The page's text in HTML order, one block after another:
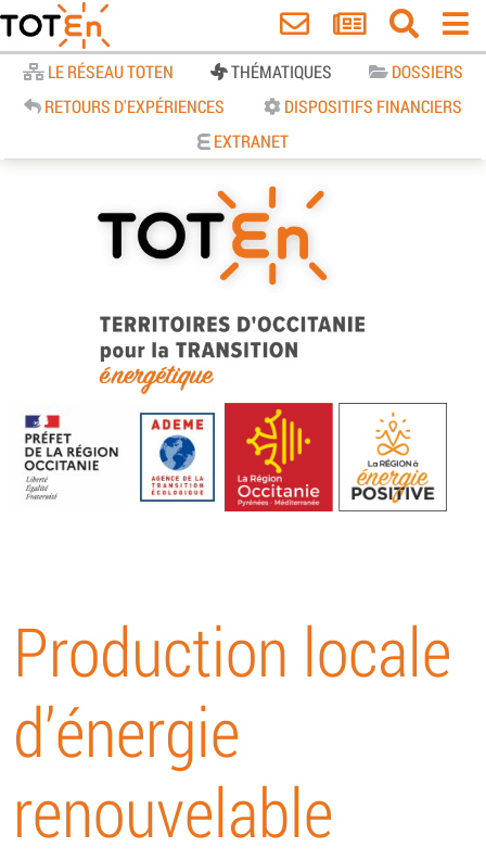
LE RÉSEAU TOTEN THÉMATIQUES
DOSSIERS
RETOURS D'EXPÉRIENCES
DISPOSITIFS FINANCIERS
EXTRANET
TOTEn Occitanie | Territoires
d’Occitanie pour la Transition
Energétique
Production locale
d’énergie
renouvelable